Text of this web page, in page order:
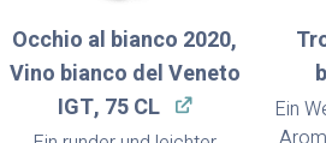
Occhio al bianco 2020,
Vino bianco del Veneto
IGT, 75 CL
Ein